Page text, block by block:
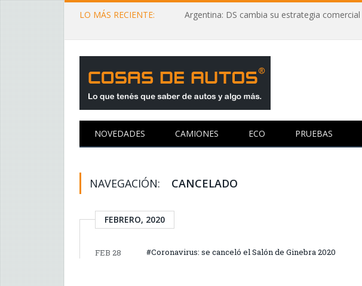
LO MÁS RECIENTE: Argentina: DS cambia su estrategia comercial
NOVEDADES CAMIONES ECO PRUEBAS
NAVEGACIÓN: CANCELADO
FEBRERO, 2020
FEB 28 #Coronavirus: se canceló el Salón de Ginebra 2020